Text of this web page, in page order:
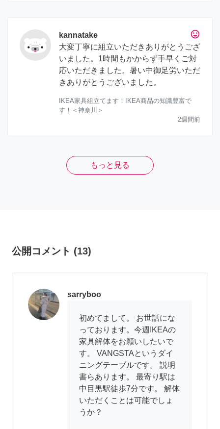
tag_faces
kannatake
大変丁寧に組立いただきありがとうござ
いました。1時間もかからず手早くご対
応いただきました。暑い中御足労いただ
きありがとうございました。
IKEA家具組立てます！IKEA商品の知識豊富で
す！＜神奈川＞
2週間前
もっと見る
公開コメント (13)
sarryboo
初めてまして。 お世話にな
っております。今週IKEAの
家具解体をお願いしたいで
す。 VANGSTAというダイ
ニングテーブルです。 説明
書らあります。 最寄り駅は
中目黒駅徒歩7分です。 解体
いただくことは可能でしょ
うか？